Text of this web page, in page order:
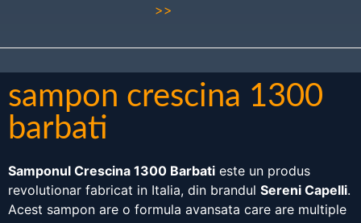
>>
sampon crescina 1300
barbati
Samponul Crescina 1300 Barbati este un produs
revolutionar fabricat in Italia, din brandul Sereni Capelli.
Acest sampon are o formula avansata care are multiple